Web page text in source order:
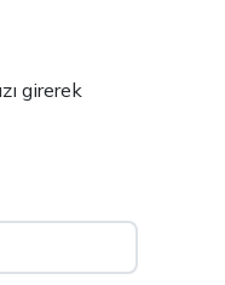
girerek